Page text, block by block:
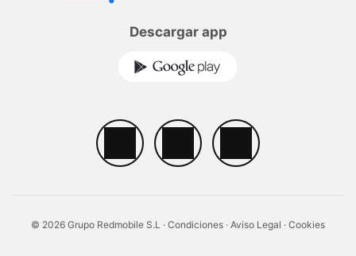
Descargar app
© 2026 Grupo Redmobile S.L · Condiciones · Aviso Legal · Cookies